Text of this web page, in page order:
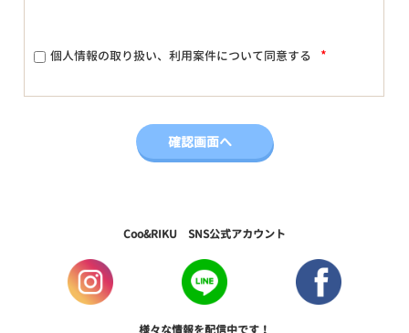
個人情報の取り扱い、利用案件について同意する *
Coo&RIKU SNS公式アカウント
様々な情報を配信中です！